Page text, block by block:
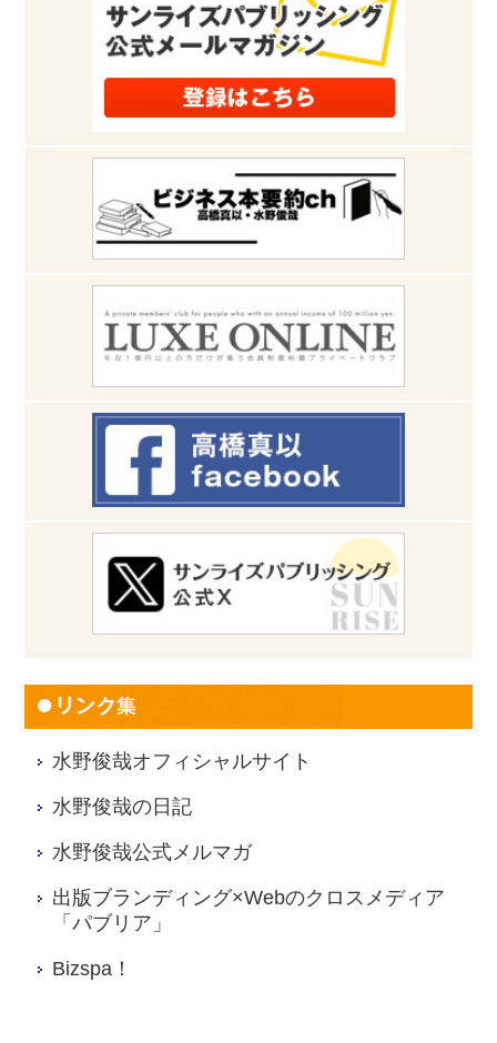
水野俊哉オフィシャルサイト
水野俊哉の日記
水野俊哉公式メルマガ
出版ブランディング×Webのクロスメディア
「パブリア」
Bizspa！